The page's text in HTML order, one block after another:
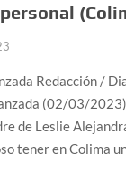
Redacción /
(02/03/
de Leslie
tener en Colima